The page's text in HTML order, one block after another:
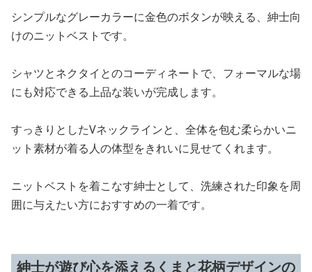
シンプルなグレーカラーに金色のボタンが映える、紳士向
けのニットベストです。
シャツとネクタイとのコーディネートで、フォーマルな場
にも対応できる上品な装いが完成します。
すっきりとしたVネックラインと、全体を包む柔らかいニ
ット素材が着る人の体型をきれいに見せてくれます。
ニットベストを着こなす紳士として、洗練された印象を周
囲に与えたい方におすすめの一着です。
紳士が遊び心を添えるくまと花柄デザインの